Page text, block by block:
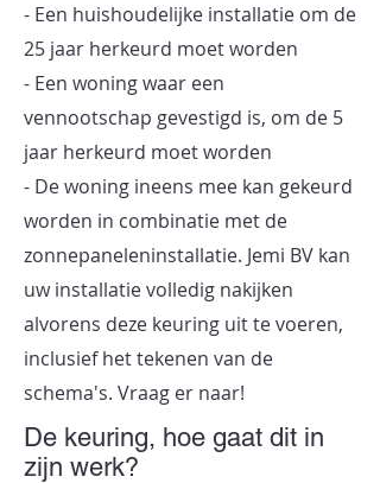
- Een huishoudelijke installatie om de
25 jaar herkeurd moet worden
- Een woning waar een
vennootschap gevestigd is, om de 5
jaar herkeurd moet worden
- De woning ineens mee kan gekeurd
worden in combinatie met de
zonnepaneleninstallatie. Jemi BV kan
uw installatie volledig nakijken
alvorens deze keuring uit te voeren,
inclusief het tekenen van de
schema's. Vraag er naar!
De keuring, hoe gaat dit in
zijn werk?